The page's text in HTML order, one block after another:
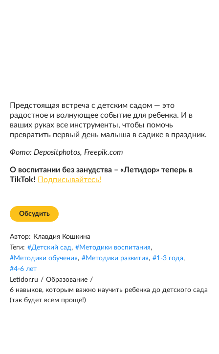
Предстоящая встреча с детским садом — это
радостное и волнующее событие для ребенка. И в
ваших руках все инструменты, чтобы помочь
превратить первый день малыша в садике в праздник.
Фото: Depositphotos, Freepik.com
О воспитании без занудства – «Летидор» теперь в
TikTok! Подписывайтесь!
Обсудить
Автор: Клавдия Кошкина
Теги: #Детский сад, #Методики воспитания,
#Методики обучения, #Методики развития, #1-3 года,
#4-6 лет
Letidor.ru / Образование /
6 навыков, которым важно научить ребенка до детского сада
(так будет всем проще!)